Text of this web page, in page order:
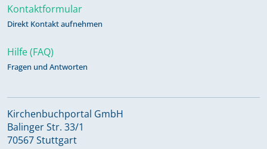
Kontaktformular
Direkt Kontakt aufnehmen
Hilfe (FAQ)
Fragen und Antworten
Kirchenbuchportal GmbH
Balinger Str. 33/1
70567 Stuttgart